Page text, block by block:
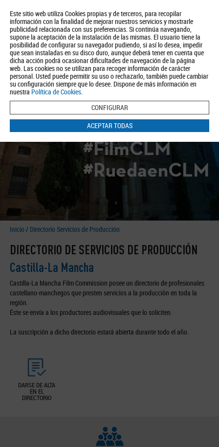
Este sitio web utiliza Cookies propias y de terceros, para recopilar
información con la finalidad de mejorar nuestros servicios y mostrarle
publicidad relacionada con sus preferencias. Si continúa navegando,
supone la aceptación de la instalación de las mismas. El usuario tiene la
posibilidad de configurar su navegador pudiendo, si así lo desea, impedir
que sean instaladas en su disco duro, aunque deberá tener en cuenta que
dicha acción podrá ocasionar dificultades de navegación de la página
web. Las cookies no se utilizan para recoger información de carácter
personal. Usted puede permitir su uso o rechazarlo, también puede cambiar
su configuración siempre que lo desee. Dispone de más información en
nuestra Política de Cookies.
CONFIGURAR
ACEPTAR TODAS
Quiénes somos Turismo Política de Privacidad Aviso Legal
Política de Cookies
BUSCAR
#FilmCLM
#RuedaenCLM
Inicio / Directorio Servicios de Producción
DIRECTORIO DE SERVICIOS DE PRODUCCIÓN
Castilla-La Mancha
Castilla-La Mancha Film Commission posee un directorio de profesionales
castellano-manchegos que presten servicios a la producción en toda la
región.
Éste se envía a los productores audiovisuales que lo soliciten.
La suscripción a dicho directorio estará abierta durante todo el año.
DARSE DE ALTA
EN EL
DIRECTORIO